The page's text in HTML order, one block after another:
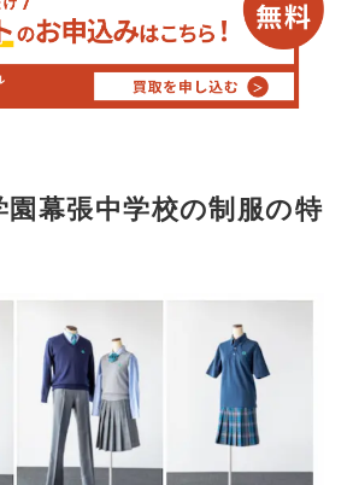
園幕張中学校の制服の特